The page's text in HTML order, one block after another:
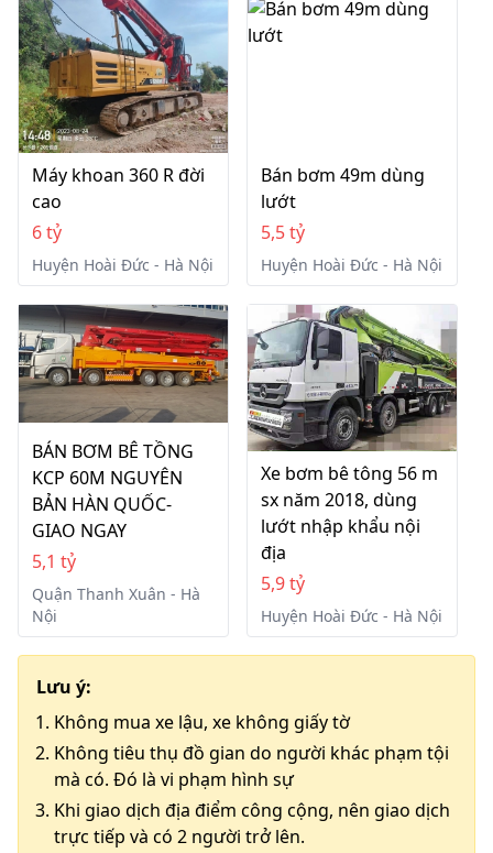
Máy khoan 360 R đời
cao
6 tỷ
Huyện Hoài Đức - Hà Nội
Bán bơm 49m dùng
lướt
5,5 tỷ
Huyện Hoài Đức - Hà Nội
BÁN BƠM BÊ TỒNG
KCP 60M NGUYÊN
BẢN HÀN QUỐC-
GIAO NGAY
5,1 tỷ
Quận Thanh Xuân - Hà
Nội
Xe bơm bê tông 56 m
sx năm 2018, dùng
lướt nhập khẩu nội
địa
5,9 tỷ
Huyện Hoài Đức - Hà Nội
Lưu ý:
Không mua xe lậu, xe không giấy tờ
Không tiêu thụ đồ gian do người khác phạm tội
mà có. Đó là vi phạm hình sự
Khi giao dịch địa điểm công cộng, nên giao dịch
trực tiếp và có 2 người trở lên.